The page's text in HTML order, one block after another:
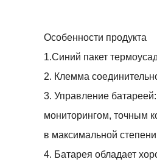
Особенности продукта
1.Синий пакет
2. Клемма
3. Управление
мониторингом, точным
в максимальной
4. Батарея обладает